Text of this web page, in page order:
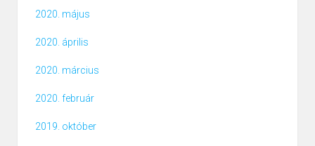
2020. május
2020. április
2020. március
2020. február
2019. október